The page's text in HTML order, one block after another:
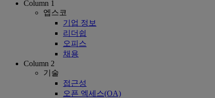
Column 1
엡스코
기업 정보
리더쉽
오피스
채용
Column 2
기술
접근성
오픈 엑세스(OA)